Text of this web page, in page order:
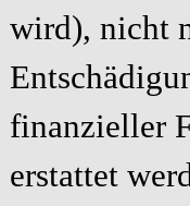
wird), nicht
finanzieller
erstattet